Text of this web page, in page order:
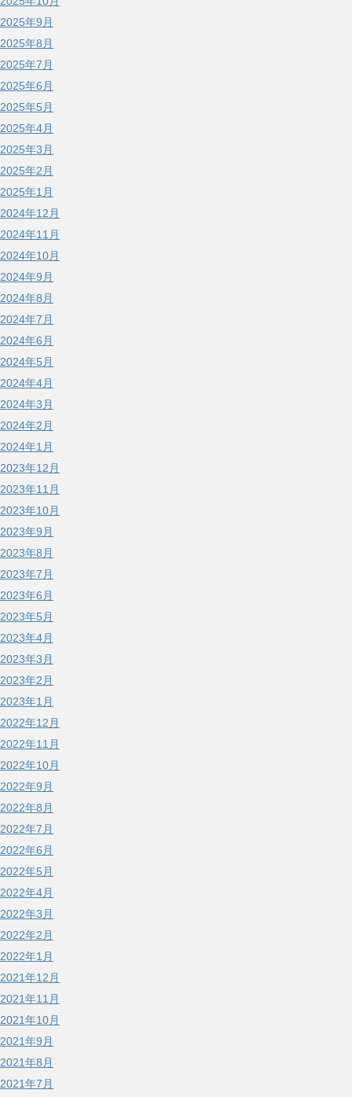
2025年9月
2025年8月
2025年7月
2025年6月
2025年5月
2025年4月
2025年3月
2025年2月
2025年1月
2024年12月
2024年11月
2024年10月
2024年9月
2024年8月
2024年7月
2024年6月
2024年5月
2024年4月
2024年3月
2024年2月
2024年1月
2023年12月
2023年11月
2023年10月
2023年9月
2023年8月
2023年7月
2023年6月
2023年5月
2023年4月
2023年3月
2023年2月
2023年1月
2022年12月
2022年11月
2022年10月
2022年9月
2022年8月
2022年7月
2022年6月
2022年5月
2022年4月
2022年3月
2022年2月
2022年1月
2021年12月
2021年11月
2021年10月
2021年9月
2021年8月
2021年7月